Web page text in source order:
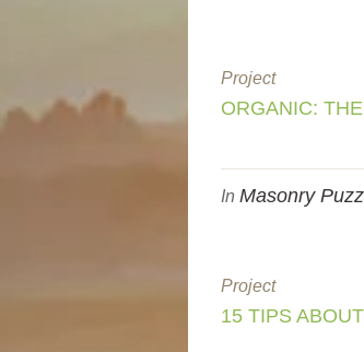
Project
ORGANIC:
In Masonry
Project
15 TIPS